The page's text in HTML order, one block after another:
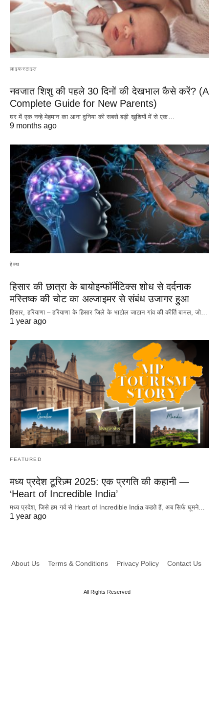
लाइफस्टाइल
नवजात शिशु की पहले 30 दिनों की देखभाल कैसे करें? (A
Complete Guide for New Parents)
घर में एक नन्हे मेहमान का आना दुनिया की सबसे बड़ी खुशियों में से एक…
9 months ago
हेल्थ
हिसार की छात्रा के बायोइन्फॉर्मेटिक्स शोध से दर्दनाक
मस्तिष्क की चोट का अल्जाइमर से संबंध उजागर हुआ
हिसार, हरियाणा – हरियाणा के हिसार जिले के भाटोल जाटान गांव की कीर्ति बामल, जो…
1 year ago
FEATURED
मध्य प्रदेश टूरिज़्म 2025: एक प्रगति की कहानी —
‘Heart of Incredible India’
मध्य प्रदेश, जिसे हम गर्व से Heart of Incredible India कहते हैं, अब सिर्फ घूमने…
1 year ago
About Us Terms & Conditions Privacy Policy Contact Us
All Rights Reserved